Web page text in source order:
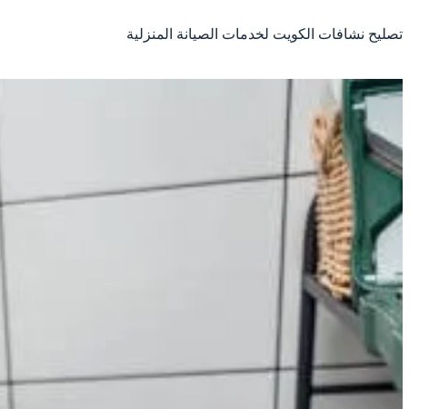
تصليح نشافات الكويت لخدمات الصيانة المنزلية